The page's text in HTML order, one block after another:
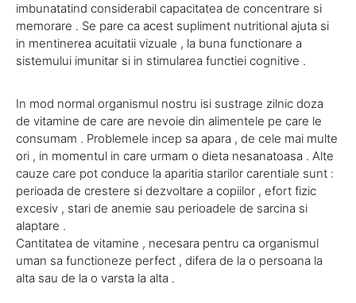
imbunatatind considerabil capacitatea de concentrare si
memorare . Se pare ca acest supliment nutritional ajuta si
in mentinerea acuitatii vizuale , la buna functionare a
sistemului imunitar si in stimularea functiei cognitive .
In mod normal organismul nostru isi sustrage zilnic doza
de vitamine de care are nevoie din alimentele pe care le
consumam . Problemele incep sa apara , de cele mai multe
ori , in momentul in care urmam o dieta nesanatoasa . Alte
cauze care pot conduce la aparitia starilor carentiale sunt :
perioada de crestere si dezvoltare a copiilor , efort fizic
excesiv , stari de anemie sau perioadele de sarcina si
alaptare .
Cantitatea de vitamine , necesara pentru ca organismul
uman sa functioneze perfect , difera de la o persoana la
alta sau de la o varsta la alta .